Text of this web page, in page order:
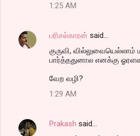
1:25 AM
பரிசல்காரன் said…
குருவி, வில்லுவையெல்லாம்
பார்த்ததுனால எனக்கு ஓரளவு
வேற வழி?
1:29 AM
Prakash said…